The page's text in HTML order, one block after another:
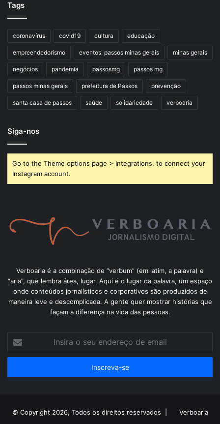
Tags
coronavírus covid19 cultura educação
empreendedorismo eventos. passos minas gerais minas gerais
negócios pandemia passosmg passos mg
passos minas gerais prefeitura de Passos prevenção
santa casa de passos saúde solidariedade verboaria
Siga-nos
Go to the Theme options page > Integrations, to connect your
Instagram account.
Verboaria é a combinação de “verbum” (em latim, a palavra) e
“aria”, que lembra área, lugar. Aqui é o lugar da palavra, um espaço
onde conteúdos jornalísticos e corporativos são produzidos de
maneira leve e descomplicada. A gente quer mostrar histórias que
façam a diferença na vida das pessoas.
seu
de
© Copyright 2026, Todos os direitos reservados |
Verboaria